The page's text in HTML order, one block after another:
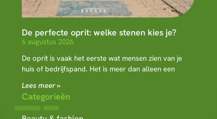
De perfecte oprit: welke stenen kies je?
6 augustus 2026
De oprit is vaak het eerste wat mensen zien van je
huis of bedrijfspand. Het is meer dan alleen een
Lees meer »
Categorieën